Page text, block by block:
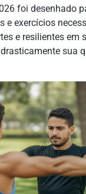
foi desenhado
e exercícios
e resilientes em
sua